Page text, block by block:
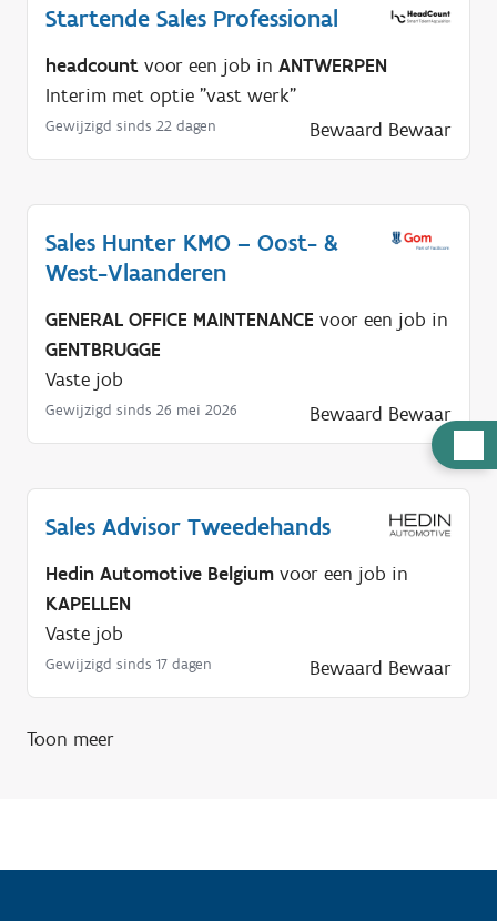
u
p
g
Startende Sales Professional
headcount voor een job in ANTWERPEN
Interim met optie "vast werk"
Gewijzigd sinds 22 dagen Bewaard Bewaar
Sales Hunter KMO – Oost- &
West-Vlaanderen
GENERAL OFFICE MAINTENANCE voor een job in
GENTBRUGGE
Vaste job
Gewijzigd sinds 26 mei 2026 Bewaard Bewaar
Sales Advisor Tweedehands
Hedin Automotive Belgium voor een job in
KAPELLEN
Vaste job
Gewijzigd sinds 17 dagen Bewaard Bewaar
Toon meer